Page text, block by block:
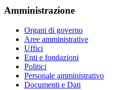
Amministrazione
Organi di governo
Aree amministrative
Uffici
Enti e fondazioni
Politici
Personale amministrativo
Documenti e Dati